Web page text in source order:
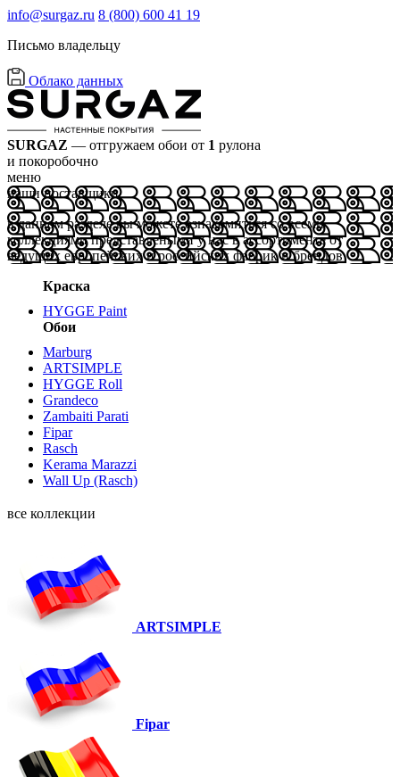
info@surgaz.ru 8 (800) 600 41 19
Письмо владельцу
Облако данных
SURGAZ — отгружаем обои от 1 рулона
и покоробочно
меню
наши поставщики
в данном разделе вы можете ознакомиться со всеми
коллекциями представлеными у нас в ассортименте от
ведущих европейских и российских фабрик и брендов
Краска
HYGGE Paint
Обои
Marburg
ARTSIMPLE
HYGGE Roll
Grandeco
Zambaiti Parati
Fipar
Rasch
Kerama Marazzi
Wall Up (Rasch)
все коллекции
ARTSIMPLE
Fipar